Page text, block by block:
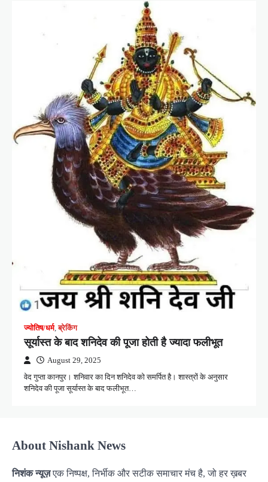
ज्योतिष/धर्म,ब्रेकिंग
सूर्यास्त के बाद शनिदेव की पूजा होती है ज्यादा फलीभूत
August 29, 2025
वेद गुप्ता कानपुर। शनिवार का दिन शनिदेव को समर्पित है। शास्त्रों के अनुसार
शनिदेव की पूजा सूर्यास्त के बाद फलीभूत…
About Nishank News
निशंक न्यूज़एक निष्पक्ष, निर्भीक और सटीक समाचार मंच है, जो हर ख़बर